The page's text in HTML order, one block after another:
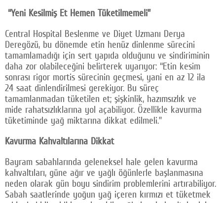
“Yeni Kesilmiş Et Hemen Tüketilmemeli”
Central Hospital Beslenme ve Diyet Uzmanı Derya
Deregözü, bu dönemde etin henüz dinlenme sürecini
tamamlamadığı için sert yapıda olduğunu ve sindiriminin
daha zor olabileceğini belirterek uyarıyor: “Etin kesim
sonrası rigor mortis sürecinin geçmesi, yani en az 12 ila
24 saat dinlendirilmesi gerekiyor. Bu süreç
tamamlanmadan tüketilen et; şişkinlik, hazımsızlık ve
mide rahatsızlıklarına yol açabiliyor. Özellikle kavurma
tüketiminde yağ miktarına dikkat edilmeli.”
Kavurma Kahvaltılarına Dikkat
Bayram sabahlarında geleneksel hale gelen kavurma
kahvaltıları, güne ağır ve yağlı öğünlerle başlanmasına
neden olarak gün boyu sindirim problemlerini artırabiliyor.
Sabah saatlerinde yoğun yağ içeren kırmızı et tüketmek